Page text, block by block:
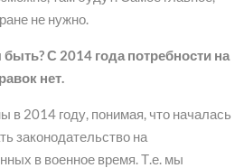
не нужно.
С 2014 года потребности на
нет.
2014 году, понимая, что началась
законодательство на
в военное время. Т.е. мы